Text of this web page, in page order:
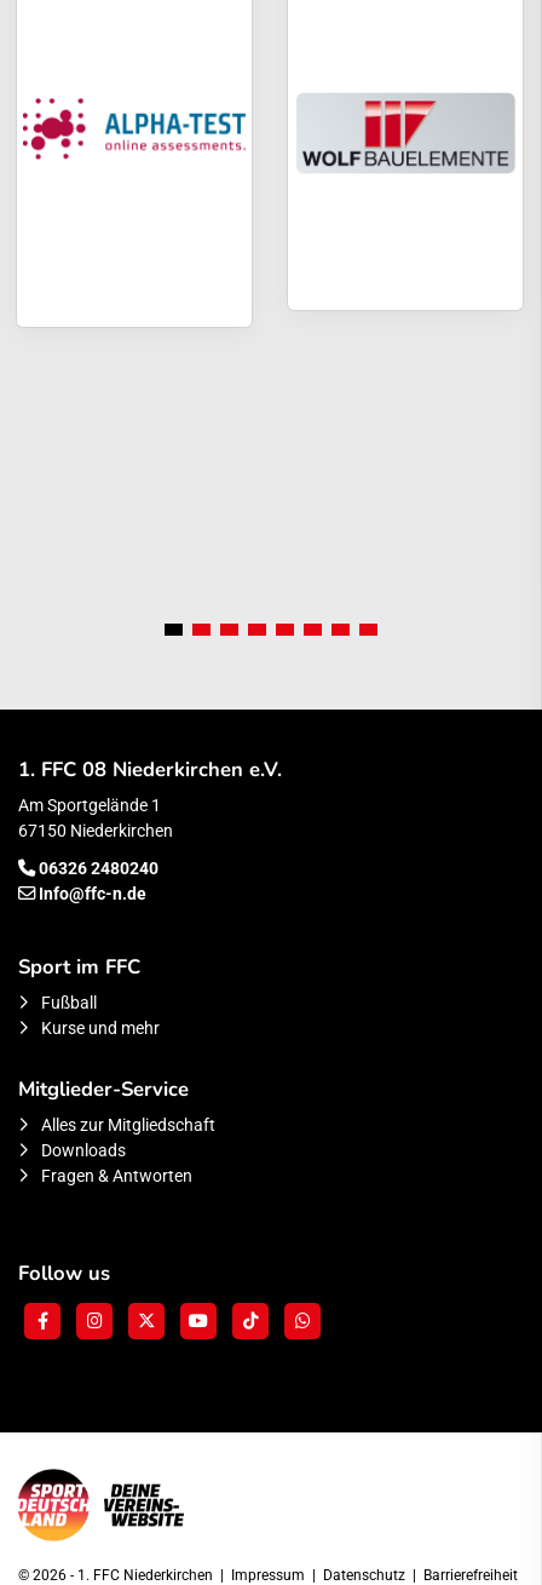
1. FFC 08 Niederkirchen e.V.
Am Sportgelände 1
67150 Niederkirchen
06326 2480240
Info@ffc-n.de
Sport im FFC
Fußball
Kurse und mehr
Mitglieder-Service
Alles zur Mitgliedschaft
Downloads
Fragen & Antworten
Follow us
© 2026 - 1. FFC Niederkirchen | Impressum | Datenschutz | Barrierefreiheit